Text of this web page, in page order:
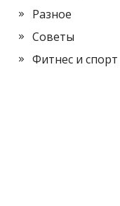
Разное
Советы
Фитнес и спорт